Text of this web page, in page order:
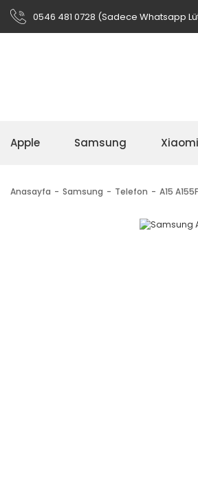
0546 481 0728 (Sadece Whatsapp
Apple Samsung Xiaomi
Anasayfa Samsung Telefon A15 A155F